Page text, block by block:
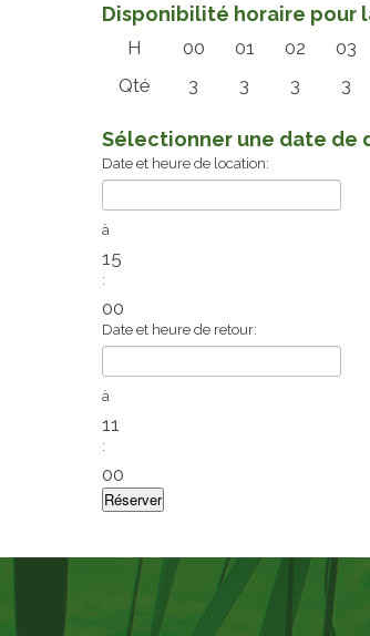
Disponibilité horaire pour
H 00 01 02 03
Qté
3 3 3 3
Sélectionner une date de
Date et heure de location:
à
15
:
00
Date et heure de retour:
à
11
:
00